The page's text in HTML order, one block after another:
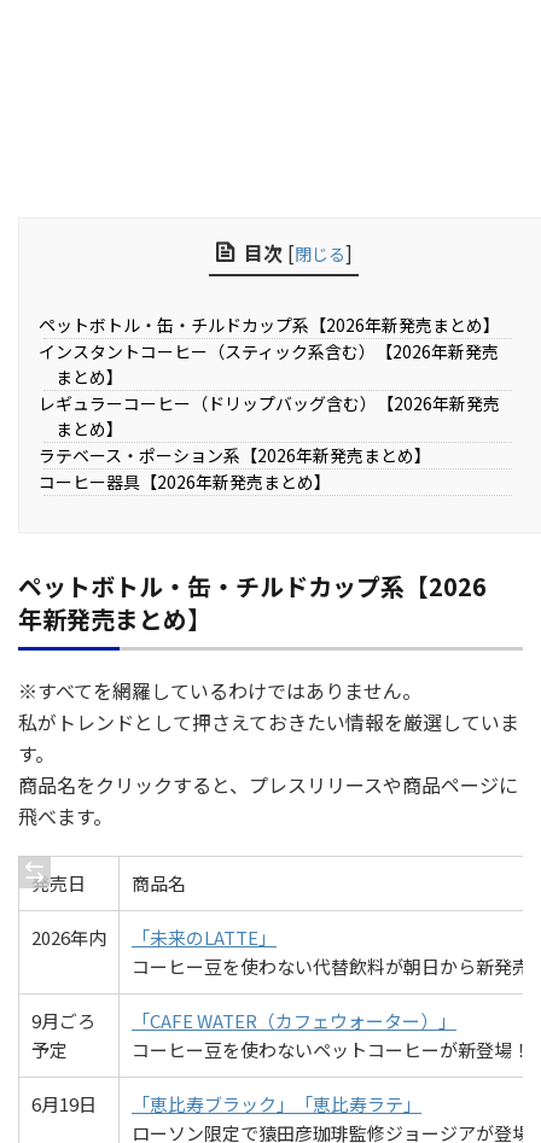
目次 [閉じる]
ペットボトル・缶・チルドカップ系【2026年新発売まとめ】
インスタントコーヒー（スティック系含む）【2026年新発売
まとめ】
レギュラーコーヒー（ドリップバッグ含む）【2026年新発売
まとめ】
ラテベース・ポーション系【2026年新発売まとめ】
コーヒー器具【2026年新発売まとめ】
ペットボトル・缶・チルドカップ系【2026
年新発売まとめ】
※すべてを網羅しているわけではありません。
私がトレンドとして押さえておきたい情報を厳選していま
す。
商品名をクリックすると、プレスリリースや商品ページに
飛べます。
発売日 商品名
2026年内
「未来のLATTE」
コーヒー豆を使わない代替飲料が朝日から新発売
9月ごろ
予定
「CAFE WATER（カフェウォーター）」
コーヒー豆を使わないペットコーヒーが新登場！
6月19日
「恵比寿ブラック」「恵比寿ラテ」
ローソン限定で猿田彦珈琲監修ジョージアが登場